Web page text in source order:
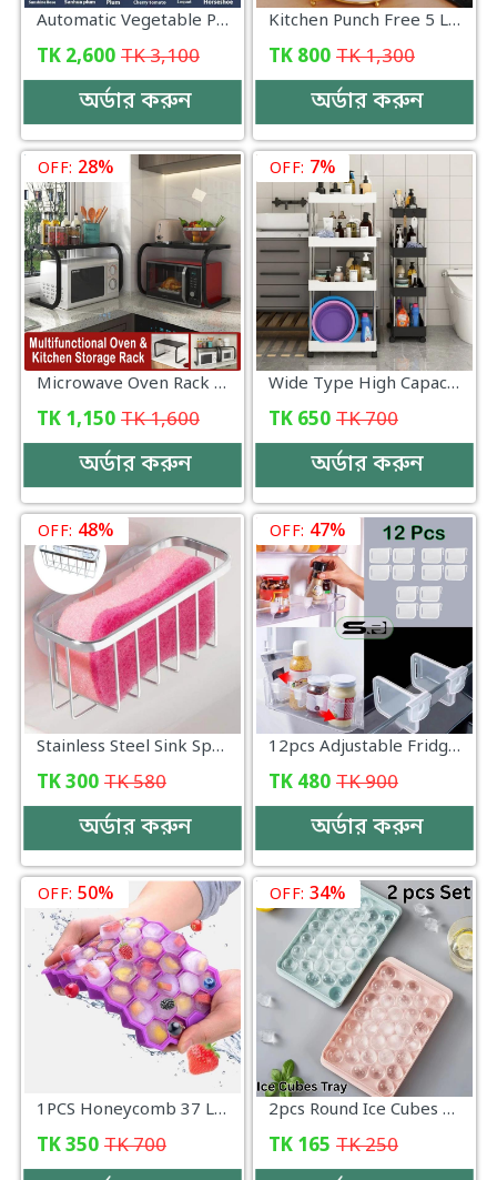
Automatic Vegetable Peeling Machine, Rechargeable Electric Fruit and Vegetable Peeler Suitable for Grapes, Cherry Tomatoes, Garlic - 000774
TK 2,600 TK3,100
অর্ডার করুন
Kitchen Punch Free 5 Layer Portable Space Saving Dish Rack
TK 800 TK1,300
অর্ডার করুন
OFF: 28%
Microwave Oven Rack Multifunctional Kitchen Shelf Space Saving Storage Rack Rice Cooker Rack (56×37×41)cm Kitchen-000071
TK 1,150 TK1,600
অর্ডার করুন
OFF: 7%
Wide Type High Capacity Multi Purpose Trolly Rack Multifunctional Movable Storage Cart_000200
TK 650 TK700
অর্ডার করুন
OFF: 48%
Stainless Steel Sink Sponges Kitchen Storage Organizer - KD089
TK300 TK580
অর্ডার করুন
OFF: 47%
12pcs Adjustable Fridge Dividers Multi-functional Refrigerator Side Door Separator Storage Partition for Organizing Freezer Compartments
TK 480 TK900
অর্ডার করুন
OFF: 50%
1PCS Honeycomb 37 Lattice Tray Maker With Lid DIY Ice Mold Ice Cube Maker Non-toxic Durable Bar Pub Wine Ice Blocks Maker suggest a interesting nam - KD105
TK350 TK700
OFF: 34%
2pcs Round Ice Cubes Tray with Lid for Freezer - EG093
TK 165 TK250